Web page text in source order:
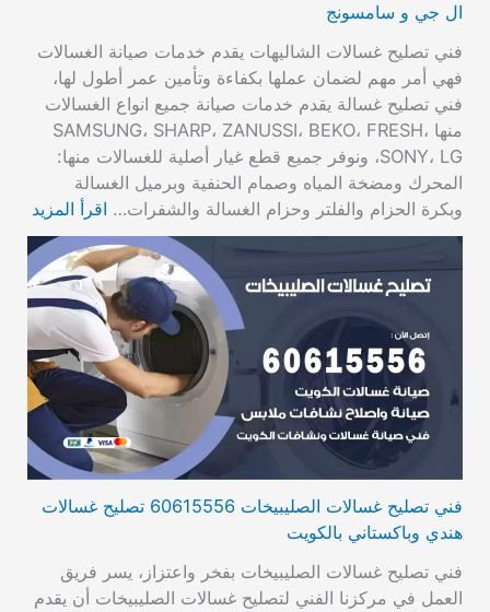
ال جي و سامسونج
فني تصليح غسالات الشاليهات يقدم خدمات صيانة الغسالات
فهي أمر مهم لضمان عملها بكفاءة وتأمين عمر أطول لها،
فني تصليح غسالة يقدم خدمات صيانة جميع انواع الغسالات
منها SAMSUNG، SHARP، ZANUSSI، BEKO، FRESH،
SONY، LG، ونوفر جميع قطع غيار أصلية للغسالات منها:
المحرك ومضخة المياه وصمام الحنفية وبرميل الغسالة
وبكرة الحزام والفلتر وحزام الغسالة والشفرات… اقرأ المزيد
فني تصليح غسالات الصليبيخات 60615556 تصليح غسالات
هندي وباكستاني بالكويت
فني تصليح غسالات الصليبيخات بفخر واعتزاز، يسر فريق
العمل في مركزنا الفني لتصليح غسالات الصليبيخات أن يقدم